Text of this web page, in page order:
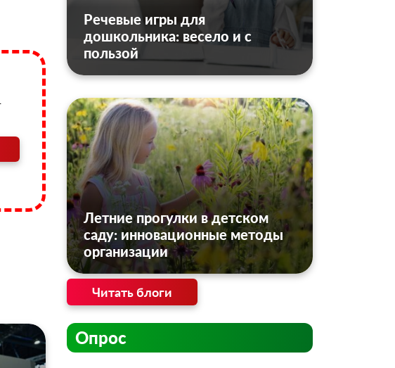
Речевые игры для
дошкольника: весело и с
пользой
Летние прогулки в детском
саду: инновационные методы
организации
Читать блоги
Опрос